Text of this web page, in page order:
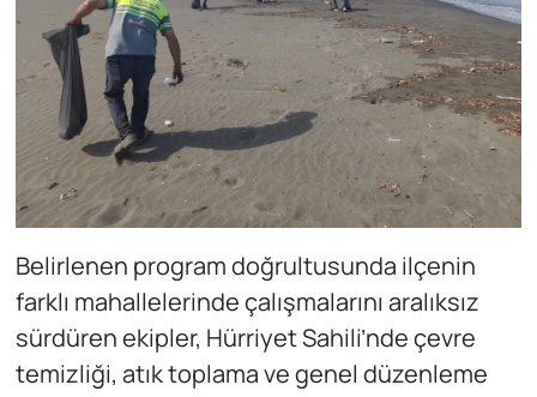
Belirlenen program doğrultusunda ilçenin
farklı mahallelerinde çalışmalarını aralıksız
sürdüren ekipler, Hürriyet Sahili’nde çevre
temizliği, atık toplama ve genel düzenleme